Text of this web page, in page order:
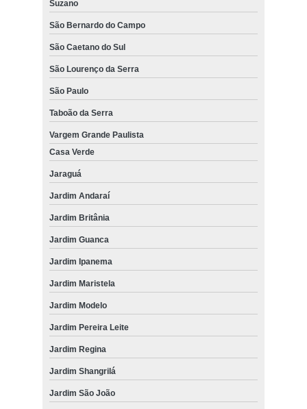
valor para manutenção de móveis em escritório Caieiras
preço de serviço de manutenção e reparo de móveis Itapevi
Suzano
São Bernardo do Campo
São Caetano do Sul
São Lourenço da Serra
São Paulo
Taboão da Serra
Vargem Grande Paulista
Casa Verde
Jaraguá
Jardim Andaraí
Jardim Britânia
Jardim Guanca
Jardim Ipanema
Jardim Maristela
Jardim Modelo
Jardim Pereira Leite
Jardim Regina
Jardim Shangrilá
Jardim São João